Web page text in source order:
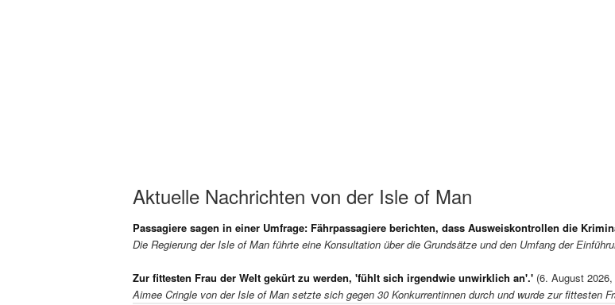
Aktuelle Nachrichten von der Isle of Man
Passagiere sagen in einer Umfrage: Fährpassagiere berichten, dass Ausweiskontrollen die
Die Regierung der Isle of Man führte eine Konsultation über die Grundsätze und den Umfang der
Zur fittesten Frau der Welt gekürt zu werden, 'fühlt sich irgendwie unwirklich an'.' (6. August
Aimee Cringle von der Isle of Man setzte sich gegen 30 Konkurrentinnen durch und wurde zur fittesten